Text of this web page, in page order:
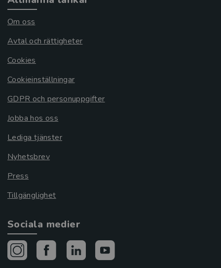
Om oss
Avtal och rättigheter
Cookies
Cookieinställningar
GDPR och personuppgifter
Jobba hos oss
Lediga tjänster
Nyhetsbrev
Press
Tillgänglighet
Sociala medier